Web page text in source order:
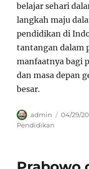
belajar sehari
langkah maju
pendidikan di
tantangan dalam
manfaatnya bagi
dan masa depan
besar.
Author
admin
Posted
04/29/
Pendidikan